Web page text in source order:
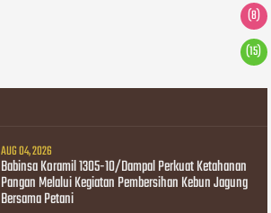
(8)
(15)
AUG 04, 2026
Babinsa Koramil 1305-10/Dampal Perkuat Ketahanan
Pangan Melalui Kegiatan Pembersihan Kebun Jagung
Bersama Petani